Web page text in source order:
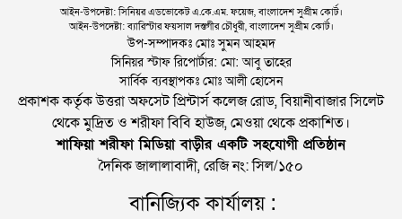
আইন-উপদেষ্টা: সিনিয়র এডভোকেট এ.কে.এম. ফয়েজ, বাংলাদেশ সুপ্রীম কোর্ট।
আইন-উপদেষ্টা: ব্যারিস্টার ফয়সাল দস্তগীর চৌধুরী, বাংলাদেশ সুপ্রীম কোর্ট।
উপ-সম্পাদকঃ মোঃ সুমন আহমদ
সিনিয়র স্টাফ রিপোর্টার: মো: আবু তাহের
সার্বিক ব্যবস্থাপকঃ মোঃ আলী হোসেন
প্রকাশক কর্তৃক উত্তরা অফসেট প্রিন্টার্স কলেজ রোড, বিয়ানীবাজার সিলেট
থেকে মুদ্রিত ও শরীফা বিবি হাউজ, মেওয়া থেকে প্রকাশিত।
শাফিয়া শরীফা মিডিয়া বাড়ীর একটি সহযোগী প্রতিষ্ঠান
দৈনিক জালালাবাদী, রেজি নং: সিল/১৫০
বানিজ্যিক কার্যালয় :